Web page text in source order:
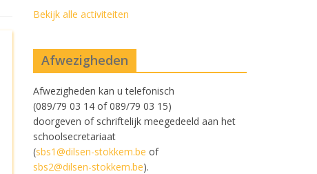
Bekijk alle activiteiten
Afwezigheden
Afwezigheden kan u telefonisch
(089/79 03 14 of 089/79 03 15)
doorgeven of schriftelijk meegedeeld aan het
schoolsecretariaat
(sbs1@dilsen-stokkem.be of
sbs2@dilsen-stokkem.be).